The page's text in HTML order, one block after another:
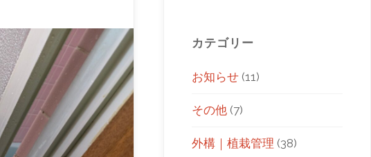
カテゴリー
お知らせ (11)
その他 (7)
外構｜植栽管理 (38)